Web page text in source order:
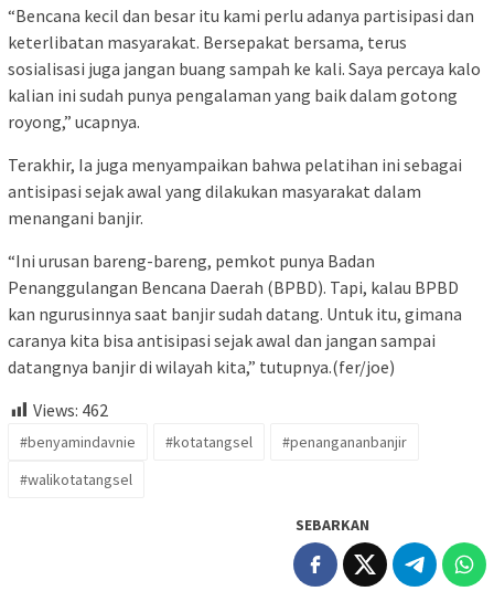
“Bencana kecil dan besar itu kami perlu adanya partisipasi dan
keterlibatan masyarakat. Bersepakat bersama, terus
sosialisasi juga jangan buang sampah ke kali. Saya percaya kalo
kalian ini sudah punya pengalaman yang baik dalam gotong
royong,” ucapnya.
Terakhir, Ia juga menyampaikan bahwa pelatihan ini sebagai
antisipasi sejak awal yang dilakukan masyarakat dalam
menangani banjir.
“Ini urusan bareng-bareng, pemkot punya Badan
Penanggulangan Bencana Daerah (BPBD). Tapi, kalau BPBD
kan ngurusinnya saat banjir sudah datang. Untuk itu, gimana
caranya kita bisa antisipasi sejak awal dan jangan sampai
datangnya banjir di wilayah kita,” tutupnya.(fer/joe)
Views: 462
#benyamindavnie #kotatangsel
#penangananbanjir
#walikotatangsel
SEBARKAN